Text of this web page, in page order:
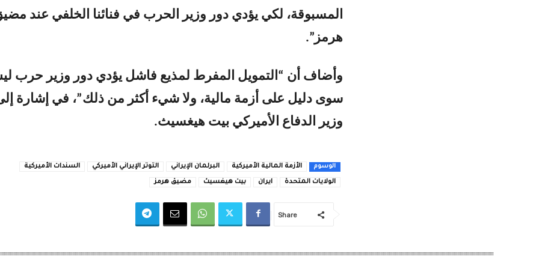
المسبوقة، لكي يؤدي دور وزير الحرب في فنائنا الخلفي عند
هرمز”.
وأضاف أن “التمويل المفرط لمذيع فاشل يؤدي دور وزير حرب
سوى دليل على أزمة مالية، ولا شيء أكثر من ذلك”، في إشارة
وزير الدفاع الأميركي بيت هيغسيث.
الوسوم الأزمة المالية الأميركية البرلمان الإيراني التوتر الإيراني الأميركي السندات الأميركية
الولايات المتحدة ايران بيت هيغسيث مضيق هرمز
Share